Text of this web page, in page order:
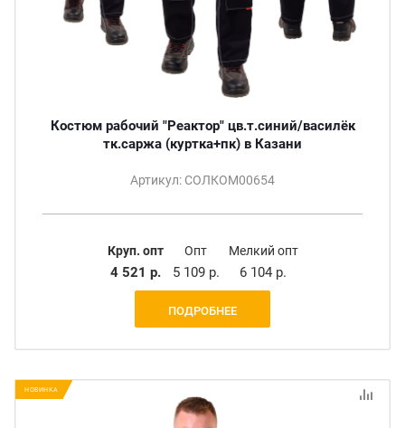
Костюм рабочий "Реактор" цв.т.синий/василёк
тк.саржа (куртка+пк) в Казани
Артикул: СОЛКОМ00654
Круп. опт
4 521 р.
Опт
5 109 р.
Мелкий опт
6 104 р.
ПОДРОБНЕЕ
НОВИНКА